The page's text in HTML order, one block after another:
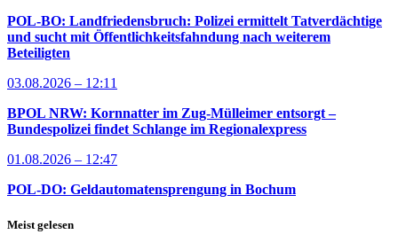
POL-BO: Landfriedensbruch: Polizei ermittelt Tatverdächtige
und sucht mit Öffentlichkeitsfahndung nach weiterem
Beteiligten
03.08.2026 – 12:11
BPOL NRW: Kornnatter im Zug-Mülleimer entsorgt –
Bundespolizei findet Schlange im Regionalexpress
01.08.2026 – 12:47
POL-DO: Geldautomatensprengung in Bochum
Meist gelesen